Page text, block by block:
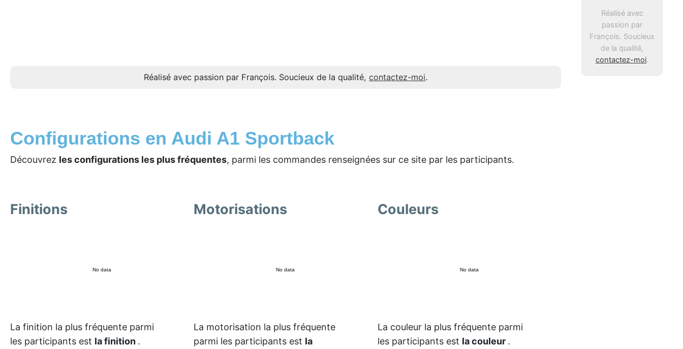
Réalisé avec
passion par
François. Soucieux
de la qualité,
contactez-moi.
Réalisé avec passion par François. Soucieux de la qualité, contactez-moi.
Configurations en Audi A1 Sportback
Découvrez les configurations les plus fréquentes, parmi les commandes renseignées sur ce site par les participants.
Finitions
No data
La finition la plus fréquente parmi
les participants est la finition .
Motorisations
No data
La motorisation la plus fréquente
parmi les participants est la
Couleurs
No data
La couleur la plus fréquente parmi
les participants est la couleur .